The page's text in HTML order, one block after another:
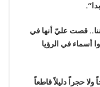
“.
قصت عليّ أنها في
أسماء في الرؤيا
حجراً دليلاً قاطعاً